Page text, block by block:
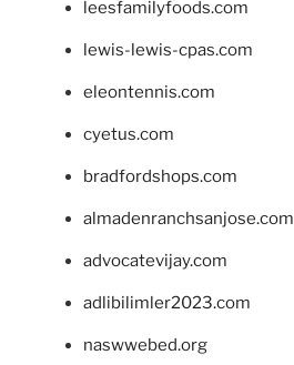
leesfamilyfoods.com
lewis-lewis-cpas.com
eleontennis.com
cyetus.com
bradfordshops.com
almadenranchsanjose.com
advocatevijay.com
adlibilimler2023.com
naswwebed.org